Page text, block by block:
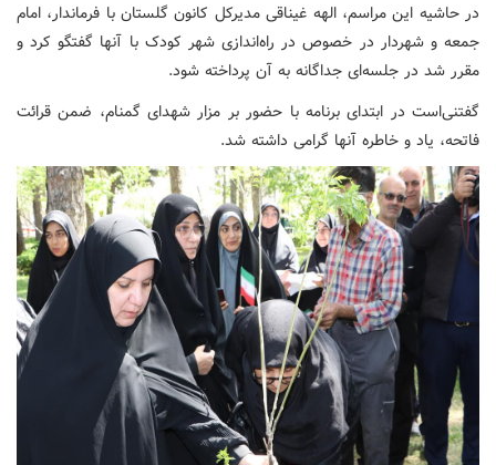
در حاشیه این مراسم، الهه غیناقی مدیرکل کانون گلستان با فرماندار، امام
جمعه و شهردار در خصوص در راه‌اندازی شهر کودک با آنها گفتگو کرد و
مقرر شد در جلسه‌ای جداگانه به آن پرداخته شود.
گفتنی‌است در ابتدای برنامه با حضور بر مزار شهدای گمنام، ضمن قرائت
فاتحه، یاد و خاطره آنها گرامی داشته شد.